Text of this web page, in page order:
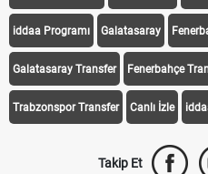
iddaa Programı Galatasaray
Galatasaray Transfer Fenerbahçe
Trabzonspor Transfer Canlı İzle
Takip Et